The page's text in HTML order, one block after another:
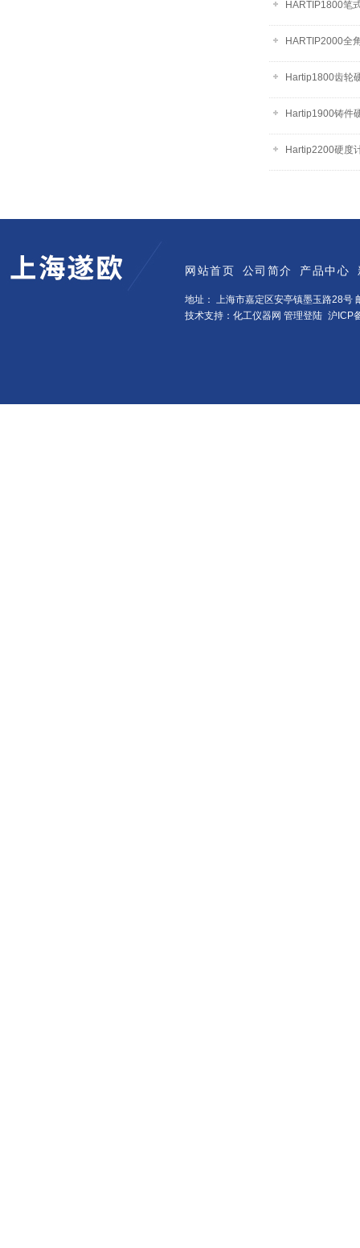
HARTIP1800笔
HARTIP2000全
Hartip1800齿轮
Hartip1900铸件
Hartip2200硬度
网站首页 公司简介 产品中心
地址： 上海市嘉定区安亭镇墨玉路28号
技术支持：化工仪器网 管理登陆 沪ICP